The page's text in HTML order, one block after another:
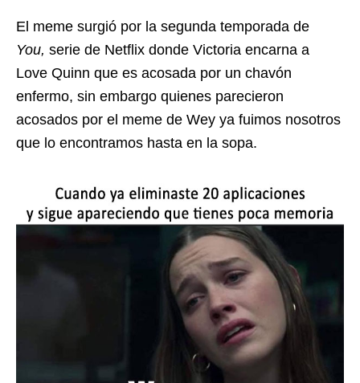
El meme surgió por la segunda temporada de
You, serie de Netflix donde Victoria encarna a
Love Quinn que es acosada por un chavón
enfermo, sin embargo quienes parecieron
acosados por el meme de Wey ya fuimos nosotros
que lo encontramos hasta en la sopa.